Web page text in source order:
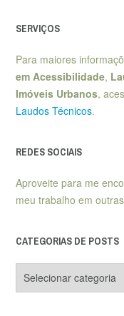
SERVIÇOS
Para maiores
em Acessibilidade,
Imóveis Urbanos,
Laudos Técnicos.
REDES SOCIAIS
Aproveite para me
meu trabalho em
CATEGORIAS DE POSTS
de